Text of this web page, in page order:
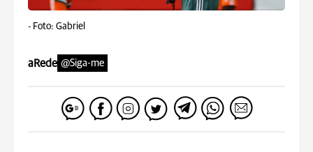
- Foto: Gabriel
aRede @Siga-me